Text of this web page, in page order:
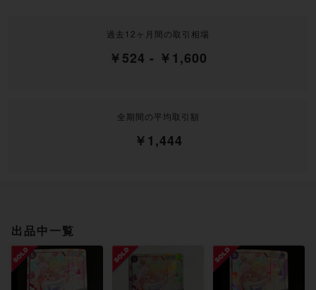
過去12ヶ月間の取引相場
￥524 - ￥1,600
全期間の平均取引額
￥1,444
出品中一覧